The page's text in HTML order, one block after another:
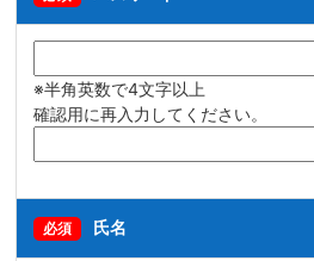
※半角英数で4文字以上
確認用に再入力してください。
必須 氏名